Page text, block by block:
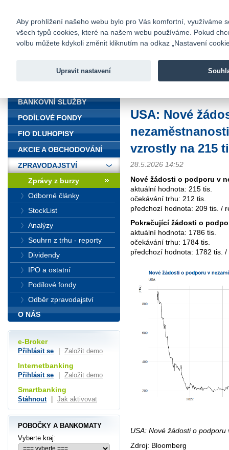
Fio banka
Fio banka
USA: Nové
vzrostly na 215
28.5.2026 14:52
Nové žádosti o podporu v
aktuální hodnota: 215 tis.
očekávání trhu: 212 tis.
předchozí hodnota: 209 tis. /
Pokračující žádosti o
aktuální hodnota: 1786 tis.
očekávání trhu: 1784 tis.
předchozí hodnota: 1782 tis.
USA: Nové žádosti o
Zdroj: Bloomberg
BANKOVNÍ SLUŽBY
PODÍLOVÉ FONDY
FIO DLUHOPISY
AKCIE A OBCHODOVÁNÍ
ZPRAVODAJSTVÍ
Zprávy z burzy
Odborné články
StockList
Analýzy
Souhrn z trhu - reporty
Dividendy
IPO a ostatní
Podílové fondy
Odběr zpravodajství
O NÁS
e-Broker
Přihlásit se Založit demo
Internetbanking
Přihlásit se Založit demo
Smartbanking
Stáhnout Jak aktivovat
POBOČKY A BANKOMATY
Vyberte kraj:
Aby prohlížení našeho webu bylo pro Vás komfortní, využíváme
všech typů cookies, které na našem webu používáme. Pokud
volbu můžete kdykoli změnit kliknutím na odkaz „Nastavení
Upravit nastavení